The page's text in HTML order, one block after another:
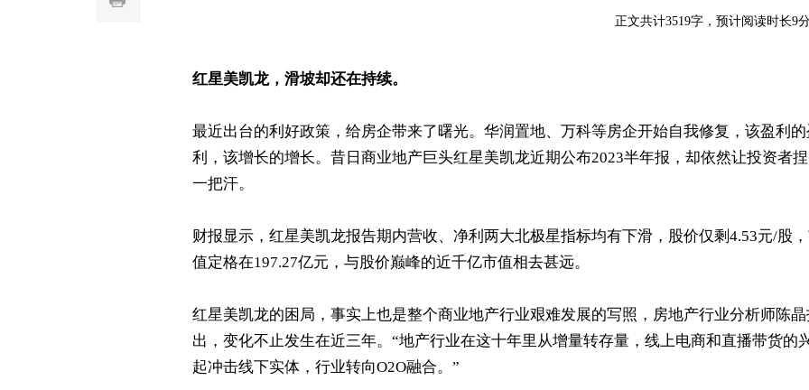
正文共计3519字，预计阅读时长9
红星美凯龙，滑坡却还在持续。
最近出台的利好政策，给房企带来了曙光。华润置地、万科等房企开始自我修复，该盈利
利，该增长的增长。昔日商业地产巨头红星美凯龙近期公布2023半年报，却依然让投资者
一把汗。
财报显示，红星美凯龙报告期内营收、净利两大北极星指标均有下滑，股价仅剩4.53元/股
值定格在197.27亿元，与股价巅峰的近千亿市值相去甚远。
红星美凯龙的困局，事实上也是整个商业地产行业艰难发展的写照，房地产行业分析师陈
出，变化不止发生在近三年。“地产行业在这十年里从增量转存量，线上电商和直播带货的
起冲击线下实体，行业转向O2O融合。”